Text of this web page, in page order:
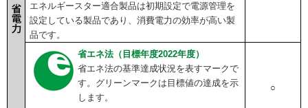
エネルギースター適合製品は初期設定で電源管理を
設定している製品であり、消費電力の効率が高い製
品です。
省エネ法（目標年度2022年度）
省エネ法の基準達成状況を表すマークで
す。グリーンマークは目標値の達成を示
します。
○